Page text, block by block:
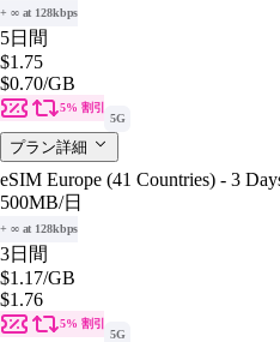
+ ∞ at 128kbps
5日間
$1.75
$0.70/GB
5% 割引
5G
プラン詳細
eSIM Europe (41 Countries) - 3
500MB/日
+ ∞ at 128kbps
3日間
$1.17/GB
$1.76
5% 割引
5G